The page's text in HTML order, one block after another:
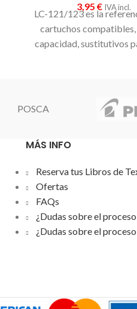
3,95 € IVA incl.
LC-121/123 es la
cartuchos
capacidad, sustitutivos
J4710DW, MFCJ-
J6520DW, MFC-
color del cartucho que
POSCA
MÁS INFO
Reserva tus Libros de
Ofertas
FAQs
¿Dudas sobre el
¿Dudas sobre el